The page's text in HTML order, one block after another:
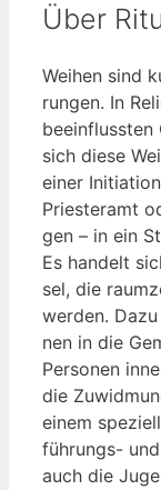
Über
Wei­hen sind
run­gen. In
beein­fluss­ten
sich die­se
einer
Pries­ter­amt
gen – in ein
Es han­delt
sel, die
wer­den.
nen in die
Per­so­nen
die
einem
füh­rungs-
auch die